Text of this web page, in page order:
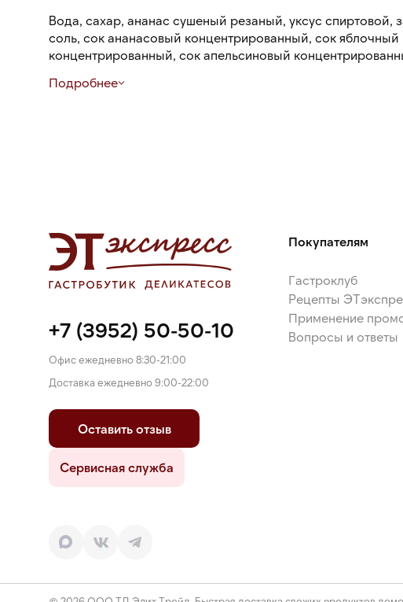
Вода, сахар, ананас сушеный резаный, уксус спиртовой,
соль, сок ананасовый концентрированный, сок яблочный
концентрированный, сок апельсиновый
кислотности: лимонная кислота, куркума молотая,
Подробнее
+7 (3952) 50-50-10
Офис ежедневно 8:30-21:00
Доставка ежедневно 9:00-22:00
Оставить отзыв
Сервисная служба
Покупателям
Гастроклуб
Рецепты
Применение
Вопросы и ответы